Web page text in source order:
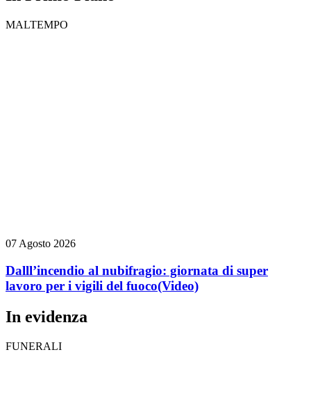
MALTEMPO
07 Agosto 2026
Dalll’incendio al nubifragio: giornata di super
lavoro per i vigili del fuoco(Video)
In evidenza
FUNERALI